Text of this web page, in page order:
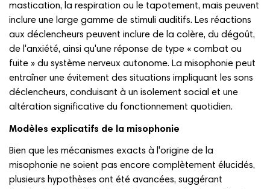
mastication, la respiration ou le tapotement, mais peuvent
inclure une large gamme de stimuli auditifs. Les réactions
aux déclencheurs peuvent inclure de la colère, du dégoût,
de l'anxiété, ainsi qu'une réponse de type « combat ou
fuite » du système nerveux autonome. La misophonie peut
entraîner une évitement des situations impliquant les sons
déclencheurs, conduisant à un isolement social et une
altération significative du fonctionnement quotidien.
Modèles explicatifs de la misophonie
Bien que les mécanismes exacts à l'origine de la
misophonie ne soient pas encore complètement élucidés,
plusieurs hypothèses ont été avancées, suggérant